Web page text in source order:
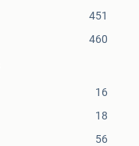
451
460
16
18
56